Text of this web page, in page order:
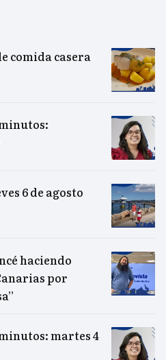
comida casera
6 de agosto
haciendo
por
martes 4